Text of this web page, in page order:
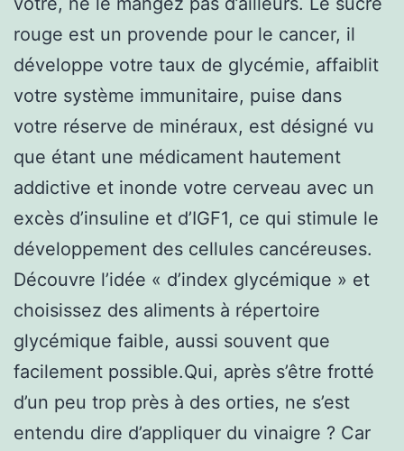
rouge est un provende pour le cancer, il
développe votre taux de glycémie, affaiblit
votre système immunitaire, puise dans
votre réserve de minéraux, est désigné vu
que étant une médicament hautement
addictive et inonde votre cerveau avec un
excès d’insuline et d’IGF1, ce qui stimule le
développement des cellules cancéreuses.
Découvre l’idée « d’index glycémique » et
choisissez des aliments à répertoire
glycémique faible, aussi souvent que
facilement possible.Qui, après s’être frotté
d’un peu trop près à des orties, ne s’est
entendu dire d’appliquer du vinaigre ? Car